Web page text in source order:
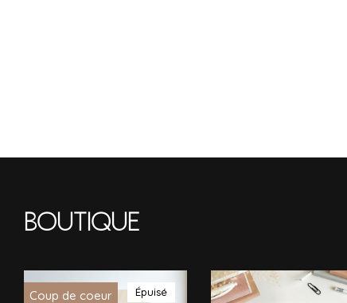
Boutique
Coup de coeur Épuisé